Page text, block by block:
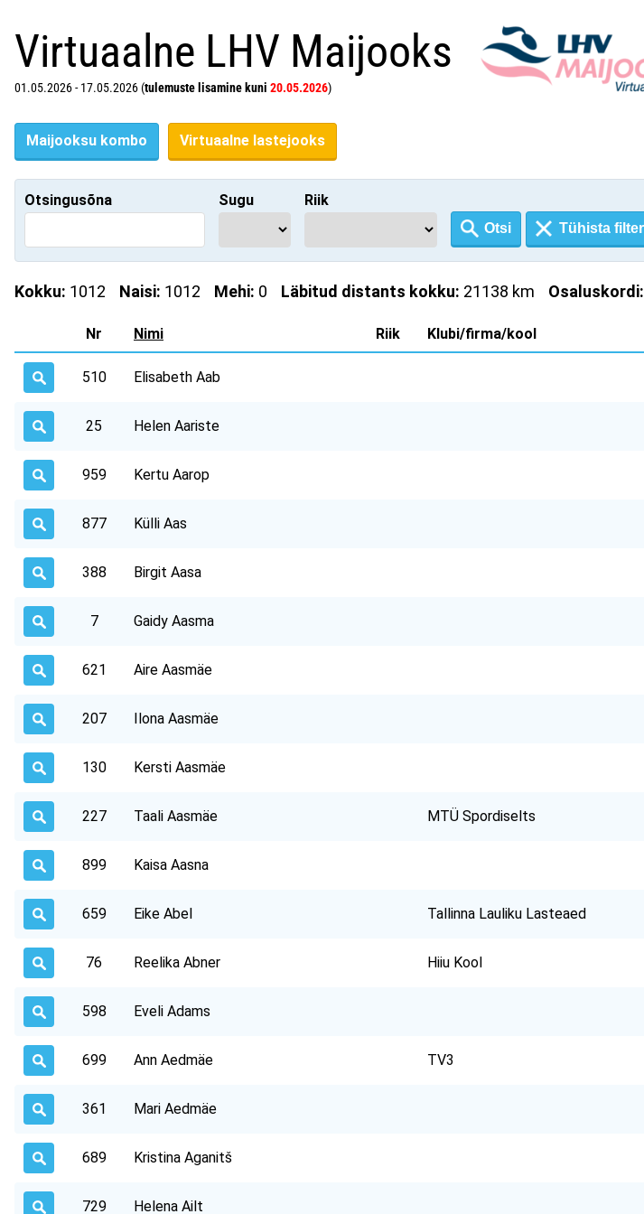
Virtuaalne LHV Maijooks
01.05.2026 - 17.05.2026 (tulemuste lisamine kuni 20.05.2026)
Maijooksu kombo Virtuaalne lastejooks
Otsingusõna Sugu Riik
Kokku: 1012 Naisi: 1012 Mehi: 0 Läbitud distants kokku: 21138 km Osaluskordi:
Nr Nimi Riik Klubi/firma/kool
510 Elisabeth Aab
25 Helen Aariste
959 Kertu Aarop
877 Külli Aas
388 Birgit Aasa
7 Gaidy Aasma
621 Aire Aasmäe
207 Ilona Aasmäe
130 Kersti Aasmäe
227 Taali Aasmäe MTÜ Spordiselts
899 Kaisa Aasna
659 Eike Abel Tallinna Lauliku Lasteaed
76 Reelika Abner Hiiu Kool
598 Eveli Adams
699 Ann Aedmäe TV3
361 Mari Aedmäe
689 Kristina Aganitš
729 Helena Ailt